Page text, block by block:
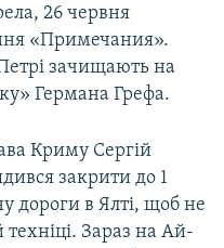
26 червня
«Примечания».
зачищають на
Германа Грефа.
Криму Сергій
закрити до 1
дороги в Ялті, щоб не
Зараз на Ай-